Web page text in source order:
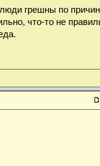
грешны по
что-то не